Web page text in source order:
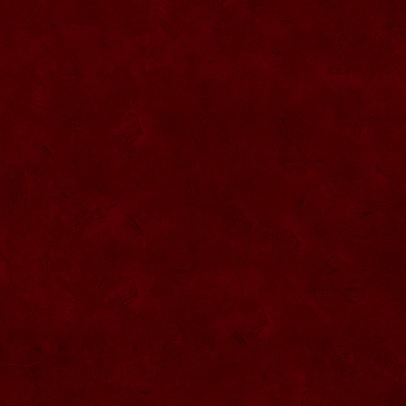
SG008 Dozator tuica
SG003 Sticla vioara
ml